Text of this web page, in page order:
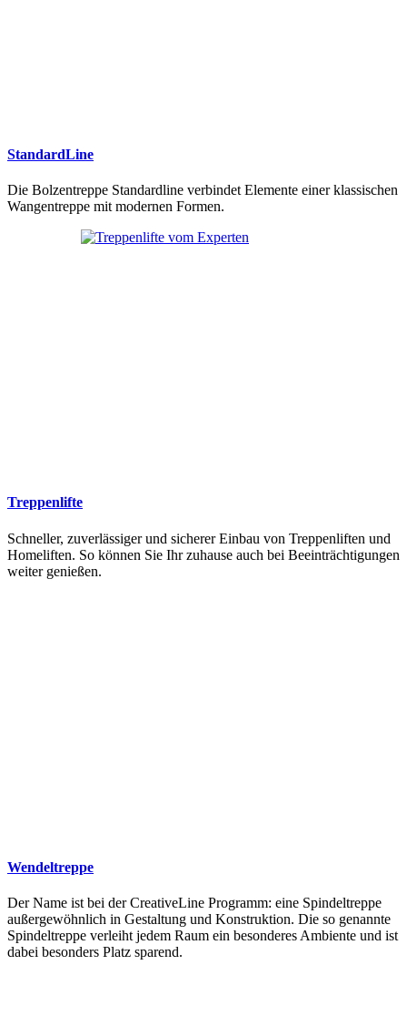
StandardLine
Die Bolzentreppe Standardline verbindet Elemente einer klassischen
Wangentreppe mit modernen Formen.
Treppenlifte
Schneller, zuverlässiger und sicherer Einbau von Treppenliften und
Homeliften. So können Sie Ihr zuhause auch bei Beeinträchtigungen
weiter genießen.
Wendeltreppe
Der Name ist bei der CreativeLine Programm: eine Spindeltreppe
außergewöhnlich in Gestaltung und Konstruktion. Die so genannte
Spindeltreppe verleiht jedem Raum ein besonderes Ambiente und ist
dabei besonders Platz sparend.